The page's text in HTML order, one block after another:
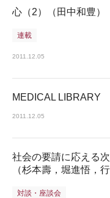
心（2）（田中和豊）
連載
2011.12.05
MEDICAL LIBRARY
2011.12.05
社会の要請に応える
（杉本壽，堀進悟，
対談・座談会